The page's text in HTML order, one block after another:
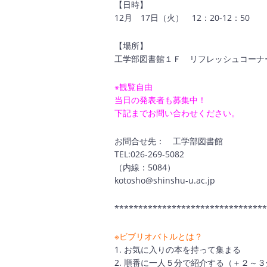
【日時】
12月 17日（火） 12：20-12：50
【場所】
工学部図書館１Ｆ リフレッシュコーナ
※観覧自由
当日の発表者も募集中！
下記までお問い合わせください。
お問合せ先： 工学部図書館
TEL:026-269-5082
（内線：5084）
kotosho@shinshu-u.ac.jp
※ビブリオバトルとは？
1. お気に入りの本を持って集まる
2. 順番に一人５分で紹介する（＋２～